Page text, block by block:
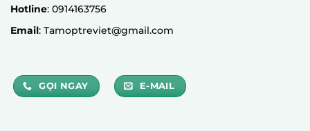
Hotline: 0914163756
Email: Tamoptreviet@gmail.com
GỌI NGAY E-MAIL